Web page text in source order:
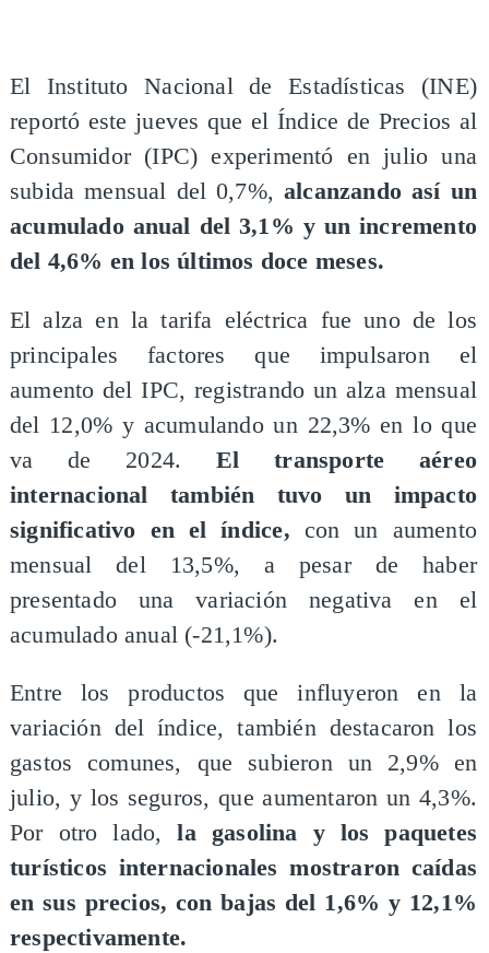
El Instituto Nacional de Estadísticas (INE)
reportó este jueves que el Índice de Precios al
Consumidor (IPC) experimentó en julio una
subida mensual del 0,7%, alcanzando así un
acumulado anual del 3,1% y un incremento
del 4,6% en los últimos doce meses.
El alza en la tarifa eléctrica fue uno de los
principales factores que impulsaron el
aumento del IPC, registrando un alza mensual
del 12,0% y acumulando un 22,3% en lo que
va de 2024.El transporte aéreo
internacional también tuvo un impacto
significativo en el índice, con un aumento
mensual del 13,5%, a pesar de haber
presentado una variación negativa en el
acumulado anual (-21,1%).
Entre los productos que influyeron en la
variación del índice, también destacaron los
gastos comunes, que subieron un 2,9% en
julio, y los seguros, que aumentaron un 4,3%.
Por otro lado,la gasolina y los paquetes
turísticos internacionales mostraron caídas
en sus precios, con bajas del 1,6% y 12,1%
respectivamente.